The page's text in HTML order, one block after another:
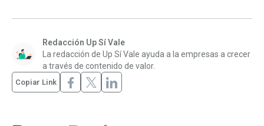
Redacción Up Sí Vale
La redacción de Up Sí Vale ayuda a la empresas a crecer
a través de contenido de valor.
Copiar Link